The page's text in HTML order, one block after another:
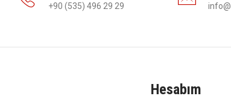
+90 (535) 496 29 29
Hesabım